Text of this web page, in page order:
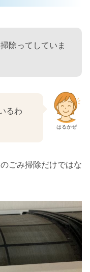
除ってしていま
はるかぜ
るわ
ごみ掃除だけではな